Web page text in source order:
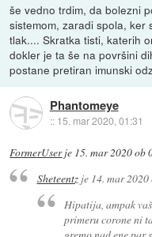
še vedno trdim, da bolezni
sistemom, zaradi spola, ker
tlak.... Skratka tisti, katerih
dokler je ta še na površini
postane pretiran imunski
Phantomeye
:: 15. mar 2020, 01:31
FormerUserje 15. mar 2020 ob
Sheteentzje 14. mar
Hipatija, ampak
primeru corone ni